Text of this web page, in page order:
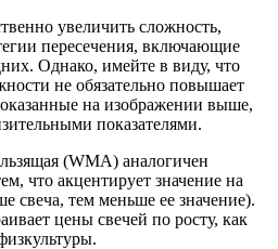
увеличить сложность,
пересечения, включающие
Однако, имейте в виду, что
не обязательно повышает
на изображении выше,
показателями.
(WMA) аналогичен
что акцентирует значение на
свеча, тем меньше ее значение).
цены свечей по росту, как